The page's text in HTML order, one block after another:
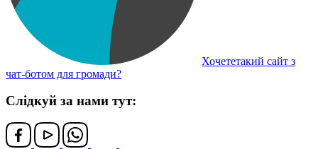
Хочететакий сайт з
чат-ботом для громади?
Слідкуй за нами тут: